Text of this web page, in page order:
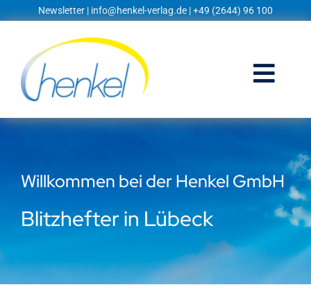
Inhalt
Newsletter | info@henkel-verlag.de | +49 (2644) 96 100
Startseite
Techniklexikon
Willkommen bei der Henkel GmbH
Blitzhefter in Lübeck